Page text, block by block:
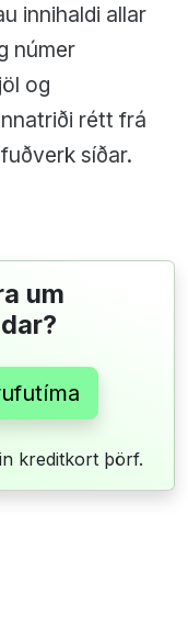
innihaldi allar
númer
og
rétt frá
síðar.
um
kreditkort þörf.